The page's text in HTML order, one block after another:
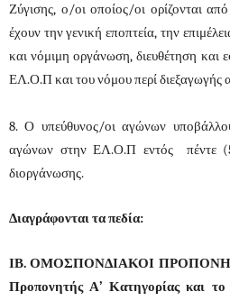
Ζύγισης, ο/οι οποίος/οι ορίζονται
έχουν την γενική εποπτεία, την
και νόμιμη οργάνωση, διευθέτηση
ΕΛ.Ο.Π και του νόμου περί διεξαγωγής
8. Ο υπεύθυνος/οι αγώνων
αγώνων στην ΕΛ.Ο.Π εντός πέντε
διοργάνωσης.
Διαγράφονται τα πεδία:
ΙΒ. ΟΜΟΣΠΟΝΔΙΑΚΟΙ
Προπονητής Α’ Κατηγορίας και το